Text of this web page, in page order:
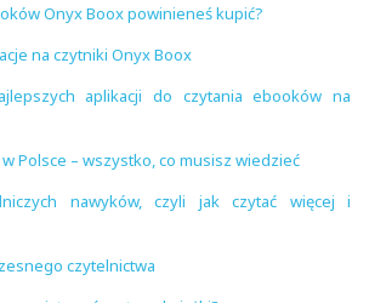
Onyx Boox powinieneś kupić?
na czytniki Onyx Boox
aplikacji do czytania ebooków na
Polsce – wszystko, co musisz wiedzieć
nawyków, czyli jak czytać więcej i
czytelnictwa